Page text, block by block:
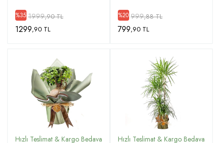
%35 1999,90 TL
1299,90 TL
%20 999,88 TL
799,90 TL